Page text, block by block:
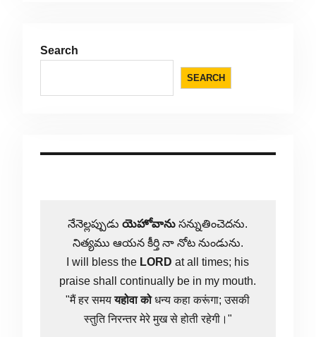
Search
SEARCH
నేనెల్లప్పుడుయెహోవాను సన్నుతించెదను.
నిత్యము ఆయన కీర్తి నా నోట నుండును.
I will bless the LORD at all times; his
praise shall continually be in my mouth.
"मैं हर समययहोवा कोधन्य कहा करूंगा; उसकी
स्तुति निरन्तर मेरे मुख से होती रहेगी।"